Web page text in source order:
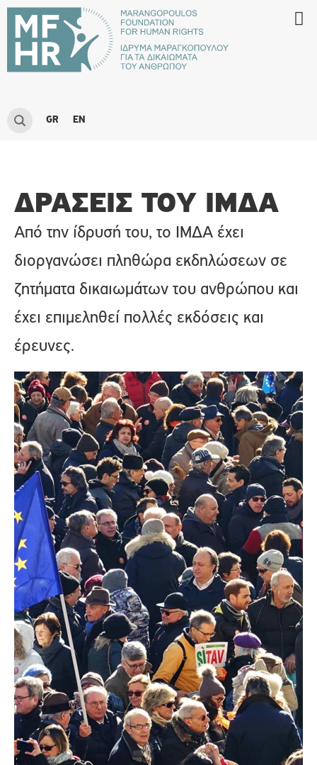
GR EN
ΔΡΆΣΕΙΣ ΤΟΥ ΙΜΔΑ
Από την ίδρυσή του, το ΙΜΔΑ έχει
διοργανώσει πληθώρα εκδηλώσεων σε
ζητήματα δικαιωμάτων του ανθρώπου και
έχει επιμεληθεί πολλές εκδόσεις και
έρευνες.